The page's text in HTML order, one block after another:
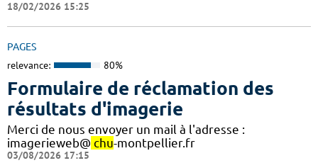
18/02/2026 15:25
PAGES
relevance: 80%
Formulaire de réclamation des
résultats d'imagerie
Merci de nous envoyer un mail à l'adresse :
imagerieweb@ chu-montpellier.fr
03/08/2026 17:15